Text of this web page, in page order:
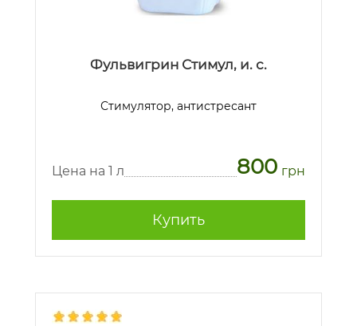
Фульвигрин Стимул, и. с.
Стимулятор, антистресант
Цена на 1 л 800 грн
Купить